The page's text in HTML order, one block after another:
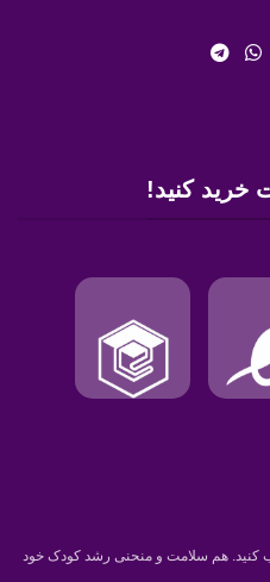
خرید کنید!
کنید. هم سلامت و منحنی رشد کودک خود